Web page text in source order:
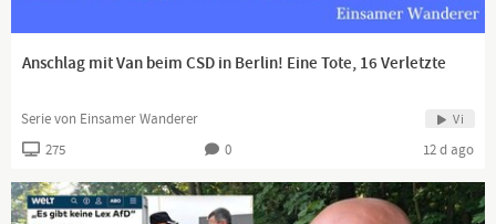
Anschlag mit Van beim CSD in Berlin! Eine Tote, 16 Verletzte
Serie von Einsamer Wanderer Vi
275 0 12 d ago